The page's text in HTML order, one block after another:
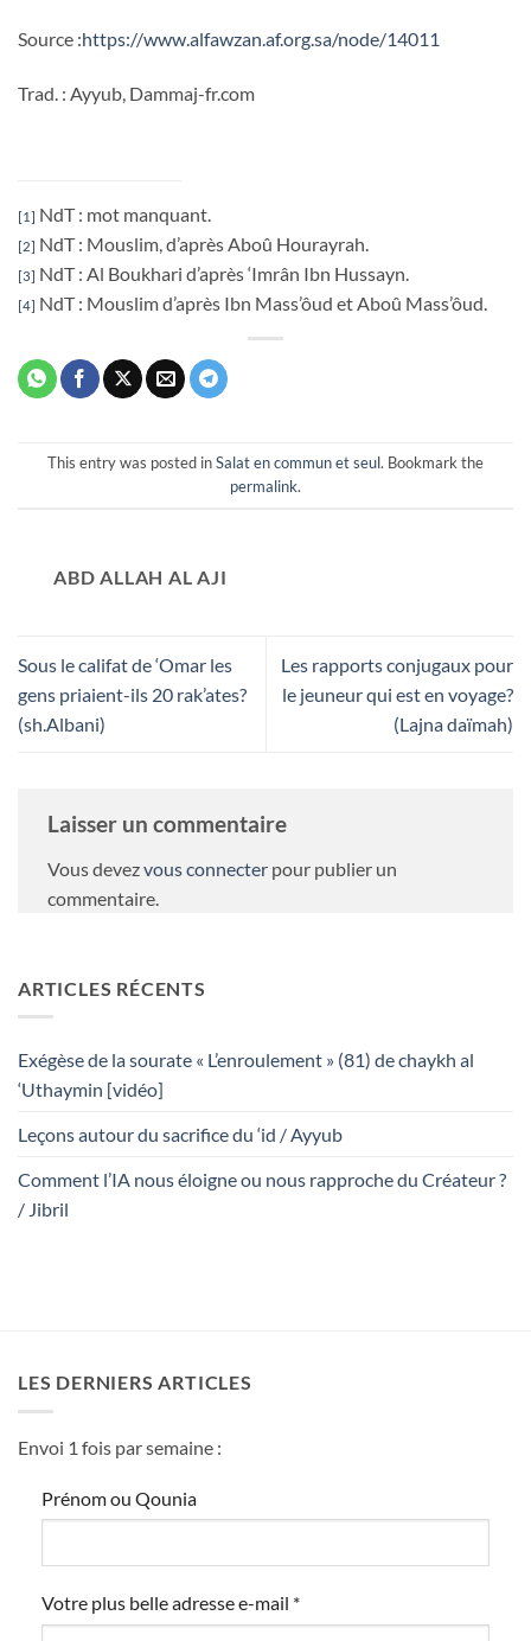
Source :https://www.alfawzan.af.org.sa/node/14011
Trad. : Ayyub, Dammaj-fr.com
[1] NdT : mot manquant.
[2] NdT : Mouslim, d’après Aboû Hourayrah.
[3] NdT : Al Boukhari d’après ‘Imrân Ibn Hussayn.
[4] NdT : Mouslim d’après Ibn Mass’ôud et Aboû Mass’ôud.
This entry was posted inSalat en commun et seul. Bookmark the
permalink.
ABD ALLAH AL AJI
Sous le califat de ‘Omar les
gens priaient-ils 20 rak’ates?
(sh.Albani)
Les rapports conjugaux pour
le jeuneur qui est en voyage?
(Lajna daïmah)
Laisser un commentaire
Vous devezvous connecter pour publier un
commentaire.
ARTICLES RÉCENTS
Exégèse de la sourate « L’enroulement » (81) de chaykh al
‘Uthaymin [vidéo]
Leçons autour du sacrifice du ‘id / Ayyub
Comment l’IA nous éloigne ou nous rapproche du Créateur ?
/ Jibril
LES DERNIERS ARTICLES
Envoi 1 fois par semaine :
Prénom ou Qounia
Votre plus belle adresse e-mail *